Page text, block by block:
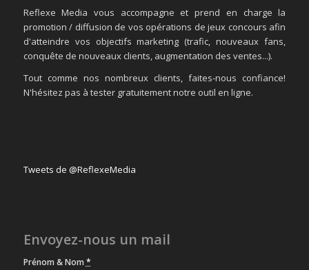
Reflexe Media vous accompagne et prend en charge la
promotion / diffusion de vos opérations de jeux concours afin
d'atteindre vos objectifs marketing (trafic, nouveaux fans,
conquête de nouveaux clients, augmentation des ventes...).
Tout comme nos nombreux clients, faites-nous confiance!
N'hésitez pas à tester gratuitement notre outil en ligne.
Tweets de @ReflexeMedia
Envoyez-nous un mail
Prénom & Nom *